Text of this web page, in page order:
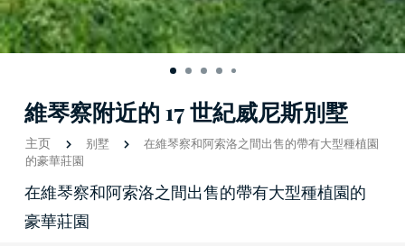
維琴察附近的 17 世紀威尼斯別墅
主页 别墅
在維琴察和阿索洛之間出售的帶有大型種植園
的豪華莊園
在維琴察和阿索洛之間出售的帶有大型種植園的
豪華莊園